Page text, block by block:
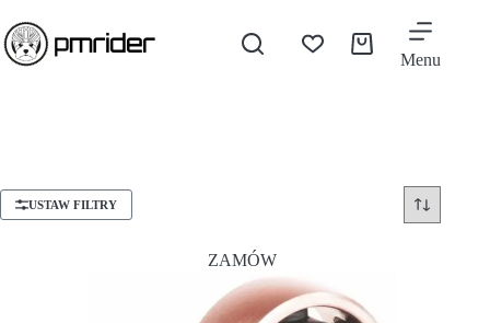
Menu
USTAW FILTRY
ZAMÓW